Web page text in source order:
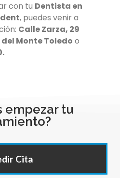
con tu Dentista en
, puedes venir a
Calle Zarza, 29
Monte Toledo o
empezar tu
Cita